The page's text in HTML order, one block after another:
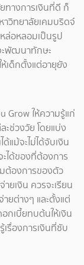
ทางการเงินที่ดี ก็
วิทยาลัยเคมบริดจ์
ล่อหลอมเป็นรูป
ะพัฒนาทักษะ
เด็กตั้งแต่อายุยัง
Grow ให้ความรู้แก่
ะช่วงวัย โดยแบ่ง
แม้จะไม่ได้จับเงิน
ได้ของที่ต้องการ
ต้องการของตัว
ยเงิน ควรจะเรียน
ายต่างๆ และตั้งแต่
กเบี้ยทบต้นให้เงิน
เรื่องการเงินที่ซับ